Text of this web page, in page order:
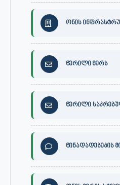
ონის
წერილი მერს
წერილი
წინადადებების